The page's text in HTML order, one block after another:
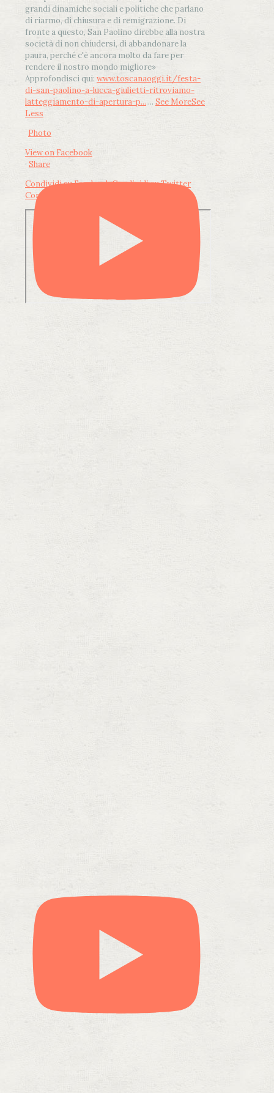
grandi dinamiche sociali e politiche che parlano
di riarmo, di chiusura e di remigrazione. Di
fronte a questo, San Paolino direbbe alla nostra
società di non chiudersi, di abbandonare la
paura, perché c'è ancora molto da fare per
rendere il nostro mondo migliore»
Approfondisci qui: www.toscanaoggi.it/festa-
di-san-paolino-a-lucca-giulietti-ritroviamo-
latteggiamento-di-apertura-p... ... See MoreSee
Less
Photo
View on Facebook
· Share
Condividi su FacebookCondividi su Twitter
Condividi su LinkedIn